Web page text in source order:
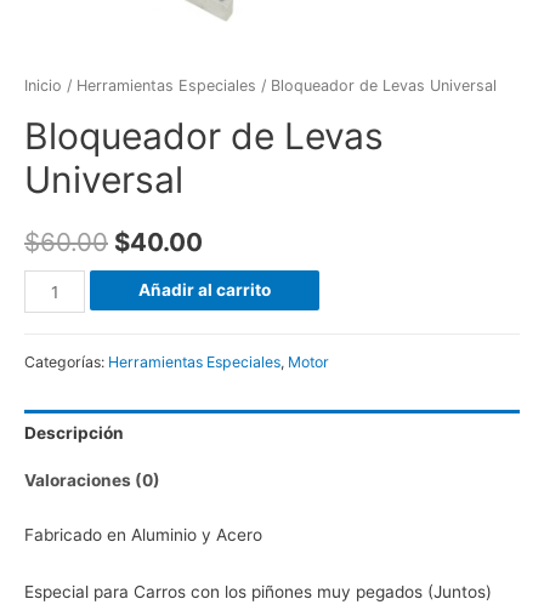
Inicio / Herramientas Especiales / Bloqueador de Levas Universal
Bloqueador de Levas
Universal
$60.00 $40.00
Bloqueador
de
Universal
cantidad
Añadir al carrito
Categorías: Herramientas Especiales, Motor
Descripción
Valoraciones (0)
Fabricado en Aluminio y Acero
Especial para Carros con los piñones muy pegados (Juntos)